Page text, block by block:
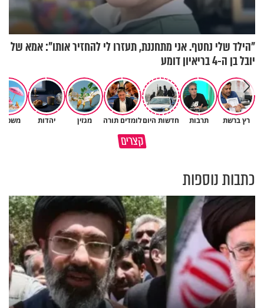
"הילד שלי נחטף. אני מתחננת, תעזרו לי להחזיר אותו": אמא של
יובל בן ה-4 בריאיון דומע
רץ ברשת תרבות חדשות היוםלומדים תורה מגזין יהדות
קצריםמדוע האמונה נמשלה למלח?
גם ׳הרע׳ זה הרחמים של בורא
כתבות נוספות